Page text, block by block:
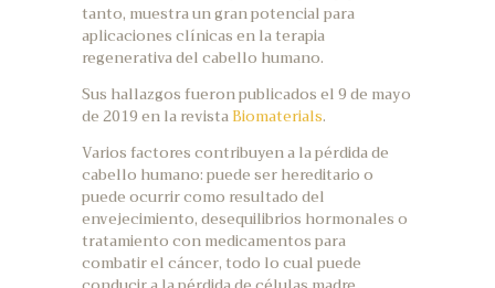
tanto, muestra un gran potencial para
aplicaciones clínicas en la terapia
regenerativa del cabello humano.
Sus hallazgos fueron publicados el 9 de mayo
de 2019 en la revistaBiomaterials.
Varios factores contribuyen a la pérdida de
cabello humano: puede ser hereditario o
puede ocurrir como resultado del
envejecimiento, desequilibrios hormonales o
tratamiento con medicamentos para
combatir el cáncer, todo lo cual puede